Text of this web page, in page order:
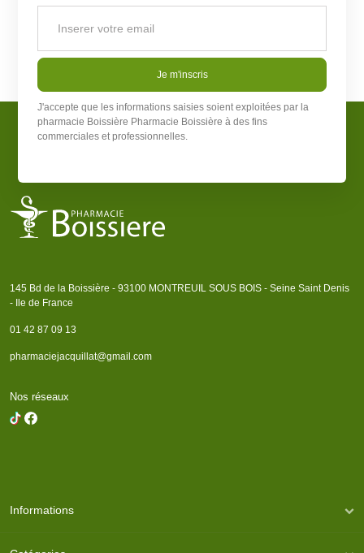
Je m'inscris
J'accepte que les informations saisies soient exploitées par la
pharmacie Boissière Pharmacie Boissière à des fins
commerciales et professionnelles.
145 Bd de la Boissière - 93100 MONTREUIL SOUS BOIS - Seine Saint Denis
- Ile de France
01 42 87 09 13
pharmaciejacquillat@gmail.com
Nos réseaux
Informations